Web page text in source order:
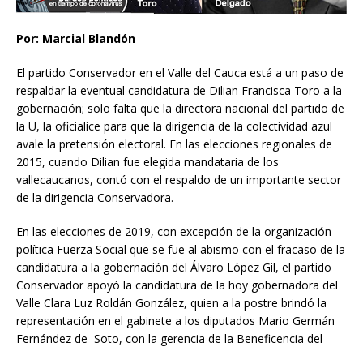
Por: Marcial Blandón
El partido Conservador en el Valle del Cauca está a un paso de
respaldar la eventual candidatura de Dilian Francisca Toro a la
gobernación; solo falta que la directora nacional del partido de
la U, la oficialice para que la dirigencia de la colectividad azul
avale la pretensión electoral. En las elecciones regionales de
2015, cuando Dilian fue elegida mandataria de los
vallecaucanos, contó con el respaldo de un importante sector
de la dirigencia Conservadora.
En las elecciones de 2019, con excepción de la organización
política Fuerza Social que se fue al abismo con el fracaso de la
candidatura a la gobernación del Álvaro López Gil, el partido
Conservador apoyó la candidatura de la hoy gobernadora del
Valle Clara Luz Roldán González, quien a la postre brindó la
representación en el gabinete a los diputados Mario Germán
Fernández de Soto, con la gerencia de la Beneficencia del